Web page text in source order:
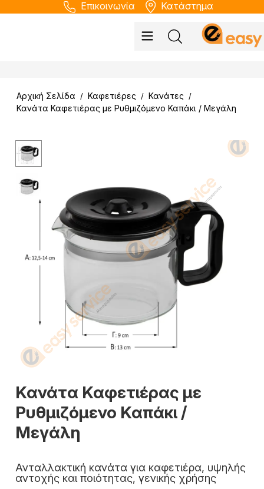
Επικοινωνία Κατάστημα
Αρχική Σελίδα / Καφετιέρες / Κανάτες /
Κανάτα Καφετιέρας με Ρυθμιζόμενο Καπάκι / Μεγάλη
Κανάτα Καφετιέρας με
Ρυθμιζόμενο Καπάκι /
Μεγάλη
Ανταλλακτική κανάτα για καφετιέρα, υψηλής
αντοχής και ποιότητας, γενικής χρήσης